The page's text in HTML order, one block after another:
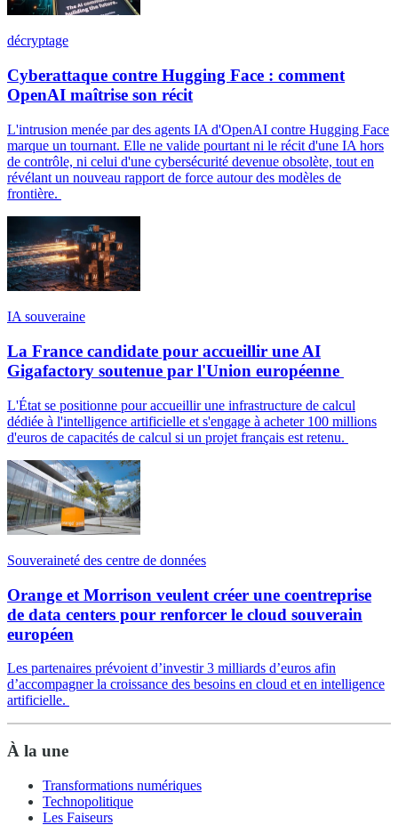
décryptage
Cyberattaque contre Hugging Face : comment
OpenAI maîtrise son récit
L'intrusion menée par des agents IA d'OpenAI contre Hugging Face
marque un tournant. Elle ne valide pourtant ni le récit d'une IA hors
de contrôle, ni celui d'une cybersécurité devenue obsolète, tout en
révélant un nouveau rapport de force autour des modèles de
frontière.
IA souveraine
La France candidate pour accueillir une AI
Gigafactory soutenue par l'Union européenne
L'État se positionne pour accueillir une infrastructure de calcul
dédiée à l'intelligence artificielle et s'engage à acheter 100 millions
d'euros de capacités de calcul si un projet français est retenu.
Souveraineté des centre de données
Orange et Morrison veulent créer une coentreprise
de data centers pour renforcer le cloud souverain
européen
Les partenaires prévoient d’investir 3 milliards d’euros afin
d’accompagner la croissance des besoins en cloud et en intelligence
artificielle.
À la une
Transformations numériques
Technopolitique
Les Faiseurs